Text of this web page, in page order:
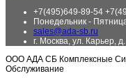
+7(495)649-89-54
Понедельник -
sales@ada-sb.ru
г. Москва, ул. Карьер,
ООО АДА СБ Комплексные
Обслуживание